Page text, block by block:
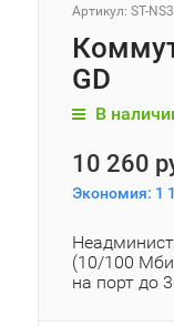
Артикул: ST-
GD
В
10 260
Экономия: 1
(10/100
на порт до